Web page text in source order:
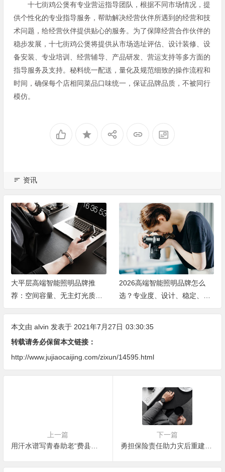
十七街鸡公煲有专业营运指导团队，根据不同市场情况，提
供个性化的专业指导服务，帮助解决经营伙伴所遇到的经营和技
术问题，给经营伙伴提供贴心的服务。为了保障经营合作伙伴的
稳步发展，十七街鸡公煲将提供从市场选址评估、设计装修、设
备安装、专业培训、经营辅导、产品研发、营运支持等多方面的
指导服务及支持。秘料统一配送，量化及规范细致的操作流程和
时间，确保每个店相同菜品口味统一，保证品牌品质，不被同行
模仿。
资讯
大平层高端智能照明品牌推
荐：空间容量、无主灯光质、
全屋定制、长期售后四个维度
2026高端智能照明品牌怎么
选？专业度、设计、稳定、服
务四大维度深度盘点
本文由 alvin 发表于 2021年7月27日 03:30:35
转载请务必保留本文链接：
http://www.jujiaocaijing.com/zixun/14595.html
上一篇
用汗水谱写青春助老“费县好声音”
下一篇